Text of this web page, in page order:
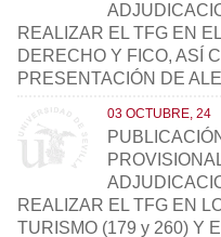
REALIZAR EL TFG EN
DERECHO Y FICO, ASÍ
PRESENTACIÓN DE
03 OCTUBRE, 24
REALIZAR EL TFG EN
TURISMO (179 y 260) Y